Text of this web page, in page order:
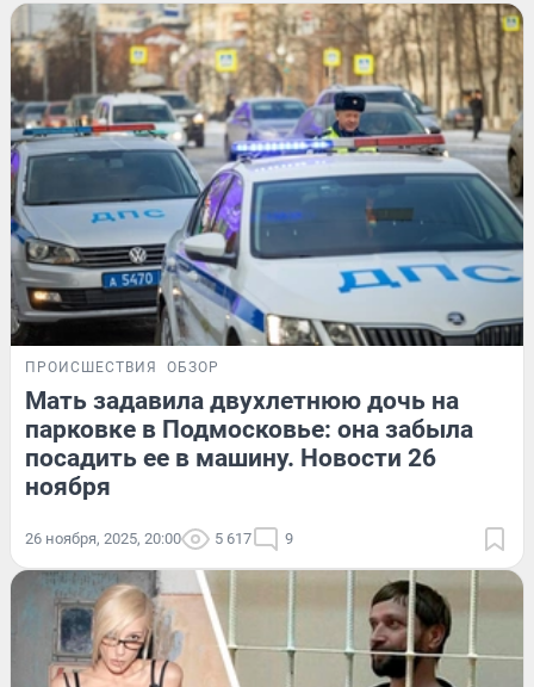
ПРОИСШЕСТВИЯ ОБЗОР
Мать задавила двухлетнюю дочь на
парковке в Подмосковье: она забыла
посадить ее в машину. Новости 26
ноября
26 ноября, 2025, 20:00 5 617 9